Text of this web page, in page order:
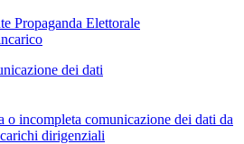
Propaganda Elettorale
dei dati
o incompleta comunicazione dei dati da
dirigenziali